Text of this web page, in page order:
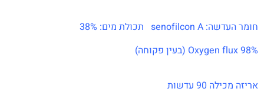
חומר העדשה: senofilcon A
תכולת מים: 38%
Oxygen flux 98% (בעין פקוחה)
אריזה מכילה 90 עדשות